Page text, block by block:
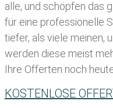
alle, und schöpfen das
für eine professionelle
tiefer, als viele meinen,
werden diese meist
Ihre Offerten noch
KOSTENLOSE